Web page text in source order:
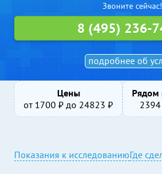
подробнее об
Звоните сейчас!
8 (495) 236-
Цены
от 1700 ₽ до 24823 ₽
Рядом
2394
Показания к исследованиюГде